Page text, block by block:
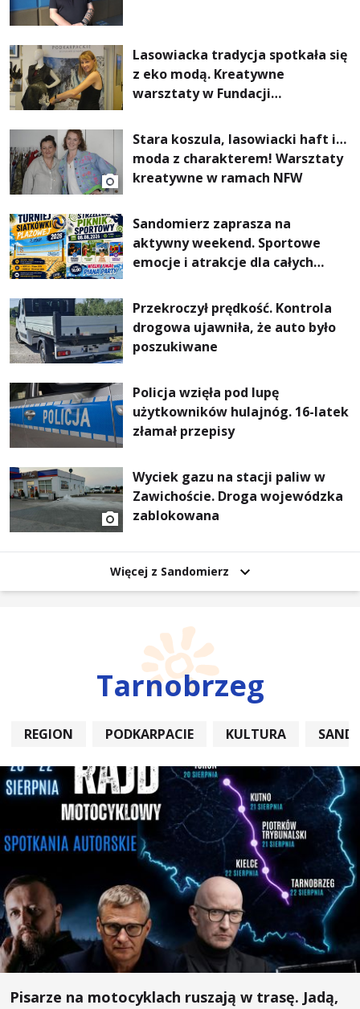
Lasowiacka tradycja spotkała się
z eko modą. Kreatywne
warsztaty w Fundacji
Stara koszula, lasowiacki haft i…
moda z charakterem! Warsztaty
kreatywne w ramach NFW
Sandomierz zaprasza na
aktywny weekend. Sportowe
emocje i atrakcje dla całych
Przekroczył prędkość. Kontrola
drogowa ujawniła, że auto było
poszukiwane
Policja wzięła pod lupę
użytkowników hulajnóg. 16-latek
złamał przepisy
Wyciek gazu na stacji paliw w
Zawichoście. Droga wojewódzka
zablokowana
Więcej z Sandomierz
Tarnobrzeg
REGION PODKARPACIE KULTURA
Pisarze na motocyklach ruszają w trasę. Jadą,